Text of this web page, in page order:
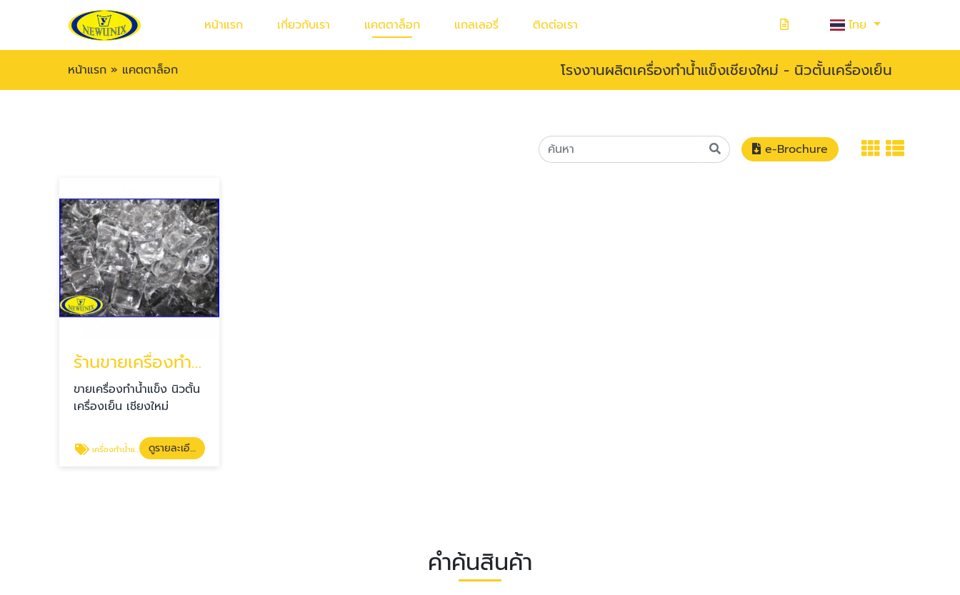
หน้าแรก เกี่ยวกับเรา แคตตาล็อก แกลเลอรี่ ติดต่อเรา ไทย
หน้าแรก » แคตตาล็อก โรงงานผลิตเครื่องทำน้ำแข็งเชียงใหม่ - นิวตั้นเครื่องเย็น
e-Brochure
ร้านขายเครื่องทำน้ำแข็ง เชียงใหม่
ขายเครื่องทำน้ำแข็ง นิวตั้น
เครื่องเย็น เชียงใหม่
เครื่องทำน้ำแข็งเชียงใหม่ ดูรายละเอียด
คำค้นสินค้า